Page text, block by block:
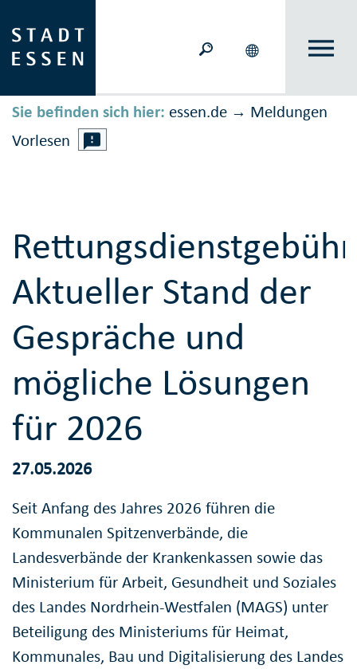
Sie befinden sich hier: essen.de → Meldungen
Vorlesen
Aktueller Stand der
Gespräche und
mögliche Lösungen
für 2026
27.05.2026
Seit Anfang des Jahres 2026 führen die
Kommunalen Spitzenverbände, die
Landesverbände der Krankenkassen sowie das
Ministerium für Arbeit, Gesundheit und Soziales
des Landes Nordrhein-Westfalen (MAGS) unter
Beteiligung des Ministeriums für Heimat,
Kommunales, Bau und Digitalisierung des Landes